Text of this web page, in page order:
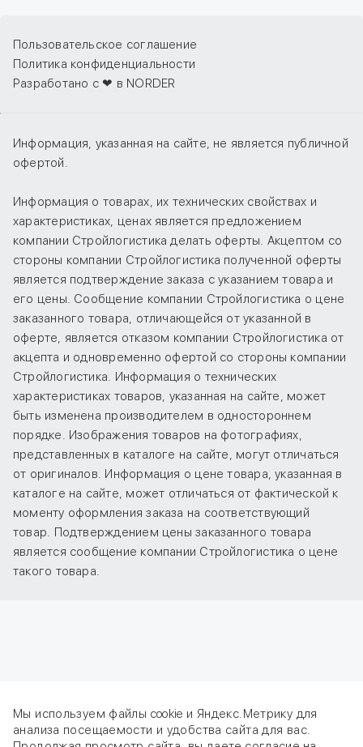
Пользовательское соглашение
Политика конфиденциальности
Разработано с ❤ в NORDER
Информация, указанная на сайте, не является публичной
офертой.
Информация о товарах, их технических свойствах и
характеристиках, ценах является предложением
компании Стройлогистика делать оферты. Акцептом со
стороны компании Стройлогистика полученной оферты
является подтверждение заказа с указанием товара и
его цены. Сообщение компании Стройлогистика о цене
заказанного товара, отличающейся от указанной в
оферте, является отказом компании Стройлогистика от
акцепта и одновременно офертой со стороны компании
Стройлогистика. Информация о технических
характеристиках товаров, указанная на сайте, может
быть изменена производителем в одностороннем
порядке. Изображения товаров на фотографиях,
представленных в каталоге на сайте, могут отличаться
от оригиналов. Информация о цене товара, указанная в
каталоге на сайте, может отличаться от фактической к
моменту оформления заказа на соответствующий
товар. Подтверждением цены заказанного товара
является сообщение компании Стройлогистика о цене
такого товара.
Мы используем файлы cookie и Яндекс.Метрику для
анализа посещаемости и удобства сайта для вас.